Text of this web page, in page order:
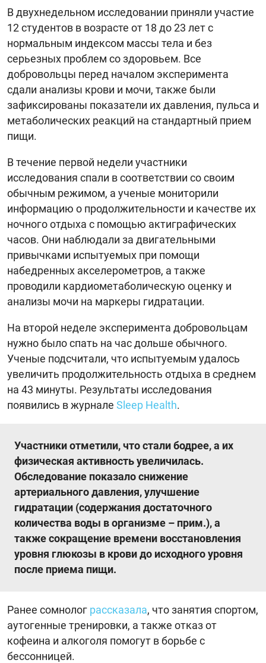
В двухнедельном исследовании приняли участие
12 студентов в возрасте от 18 до 23 лет с
нормальным индексом массы тела и без
серьезных проблем со здоровьем. Все
добровольцы перед началом эксперимента
сдали анализы крови и мочи, также были
зафиксированы показатели их давления, пульса и
метаболических реакций на стандартный прием
пищи.
В течение первой недели участники
исследования спали в соответствии со своим
обычным режимом, а ученые мониторили
информацию о продолжительности и качестве их
ночного отдыха с помощью актиграфических
часов. Они наблюдали за двигательными
привычками испытуемых при помощи
набедренных акселерометров, а также
проводили кардиометаболическую оценку и
анализы мочи на маркеры гидратации.
На второй неделе эксперимента добровольцам
нужно было спать на час дольше обычного.
Ученые подсчитали, что испытуемым удалось
увеличить продолжительность отдыха в среднем
на 43 минуты. Результаты исследования
появились в журнале Sleep Health.
Участники отметили, что стали бодрее, а их
физическая активность увеличилась.
Обследование показало снижение
артериального давления, улучшение
гидратации (содержания достаточного
количества воды в организме – прим.), а
также сокращение времени восстановления
уровня глюкозы в крови до исходного уровня
после приема пищи.
Ранее сомнолог рассказала, что занятия спортом,
аутогенные тренировки, а также отказ от
кофеина и алкоголя помогут в борьбе с
бессонницей.